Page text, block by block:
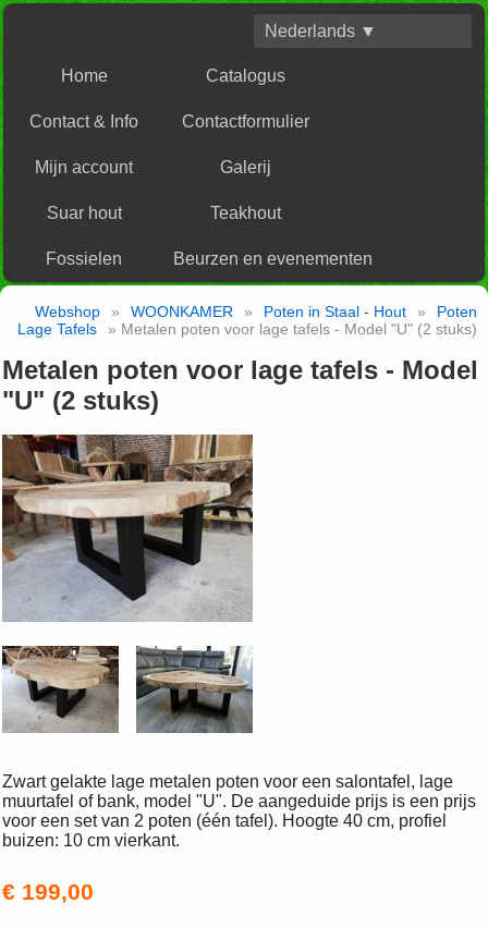
Nederlands ▼
Home Catalogus
Contact & Info Contactformulier
Mijn account Galerij
Suar hout Teakhout
Fossielen Beurzen en evenementen
Webshop » WOONKAMER » Poten in Staal - Hout »
Poten
Lage Tafels
» Metalen poten voor lage tafels - Model "U" (2 stuks)
Metalen poten voor lage tafels - Model
"U" (2 stuks)
Zwart gelakte lage metalen poten voor een salontafel, lage
muurtafel of bank, model "U". De aangeduide prijs is een prijs
voor een set van 2 poten (één tafel). Hoogte 40 cm, profiel
buizen: 10 cm vierkant.
€ 199,00